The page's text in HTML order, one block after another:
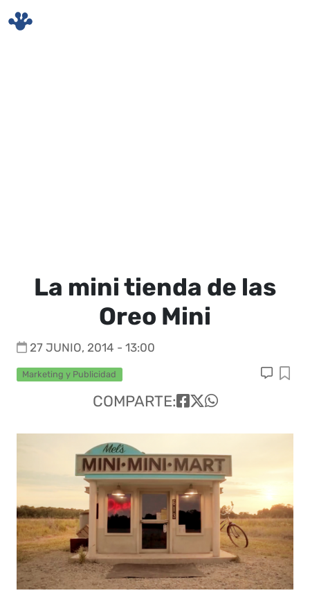
La mini tienda de las
Oreo Mini
27 JUNIO, 2014 - 13:00
Marketing y Publicidad
COMPARTE: